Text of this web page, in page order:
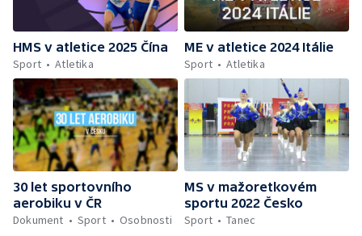
HMS v atletice 2025 Čína
Sport
Atletika
ME v atletice 2024 Itálie
Sport
Atletika
30 let sportovního
aerobiku v ČR
Dokument
Sport Osobnosti
MS v mažoretkovém
sportu 2022 Česko
Sport
Tanec